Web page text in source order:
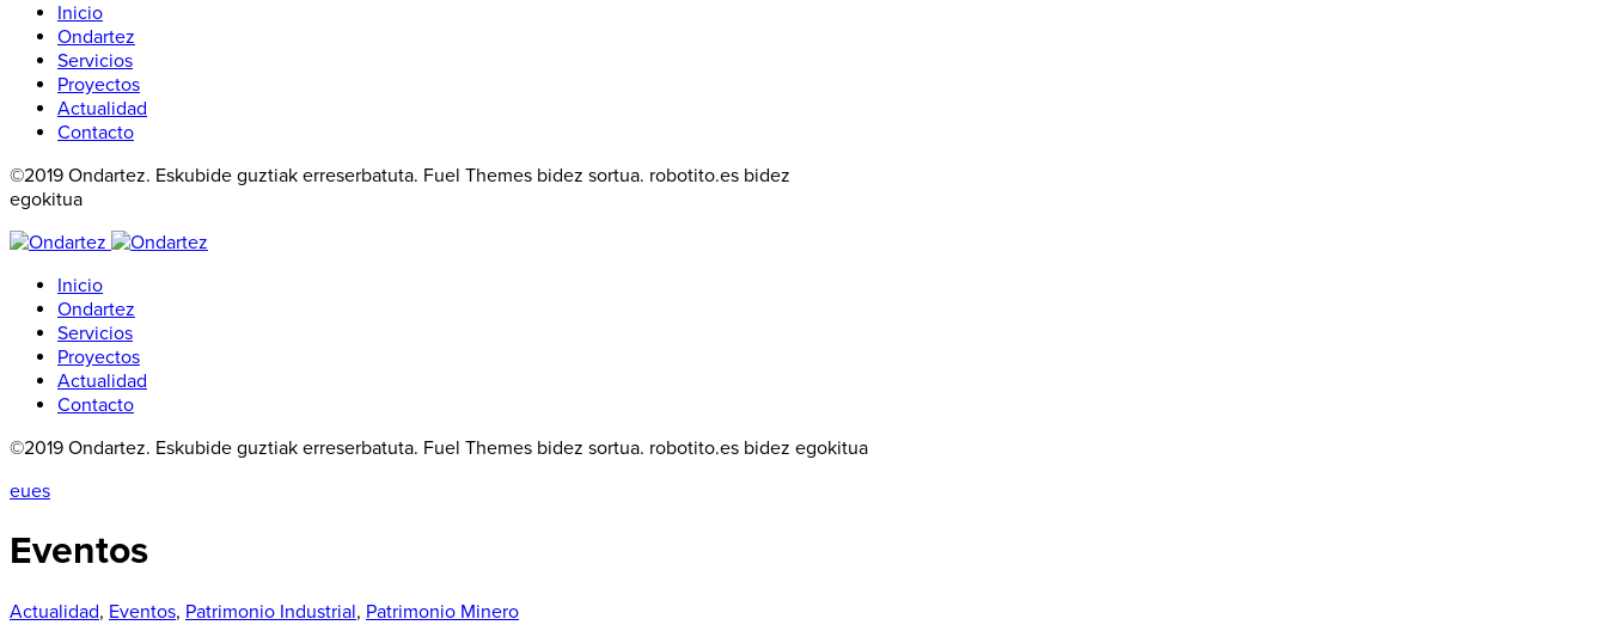
Inicio
Ondartez
Servicios
Proyectos
Actualidad
Contacto
©2019 Ondartez. Eskubide guztiak erreserbatuta. Fuel Themes bidez sortua. robotito.es bidez
egokitua
Inicio
Ondartez
Servicios
Proyectos
Actualidad
Contacto
©2019 Ondartez. Eskubide guztiak erreserbatuta. Fuel Themes bidez sortua. robotito.es bidez egokitua
eues
Eventos
Actualidad, Eventos, Patrimonio Industrial, Patrimonio Minero